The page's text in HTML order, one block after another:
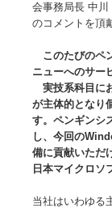
会事務局長 中
のコメントを頂
このたびのペ
ニューへのサー
実技系科目に
が主体的となり
す。ペンギンシ
し、今回の
備に貢献いただ
当社はいわゆる